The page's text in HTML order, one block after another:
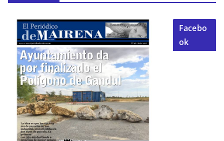
Facebo
ok